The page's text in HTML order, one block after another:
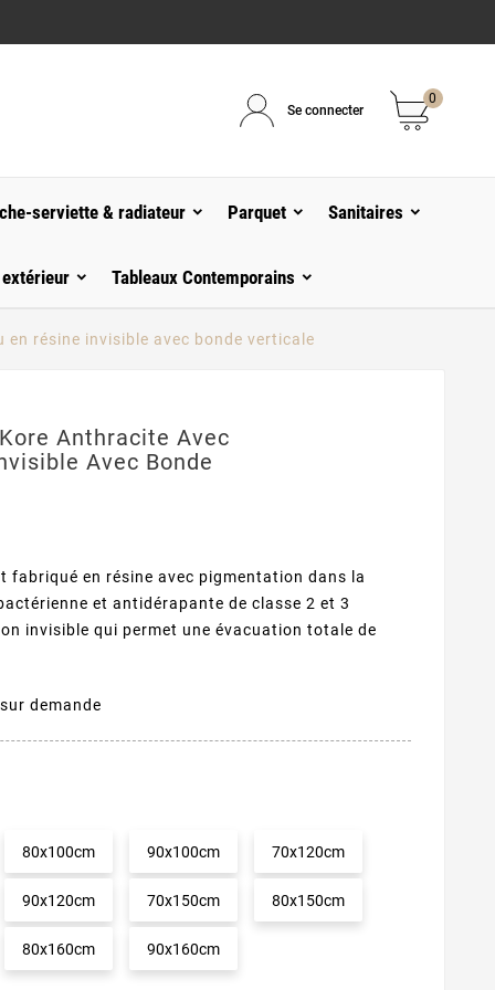
Se connecter
0
serviette & radiateur Parquet Sanitaires
Tableaux Contemporains
en résine invisible avec bonde verticale
Anthracite Avec
Avec Bonde
fabriqué en résine avec pigmentation dans la
et antidérapante de classe 2 et 3
invisible qui permet une évacuation totale de
demande
80x100cm 90x100cm 70x120cm
90x120cm 70x150cm 80x150cm
80x160cm 90x160cm